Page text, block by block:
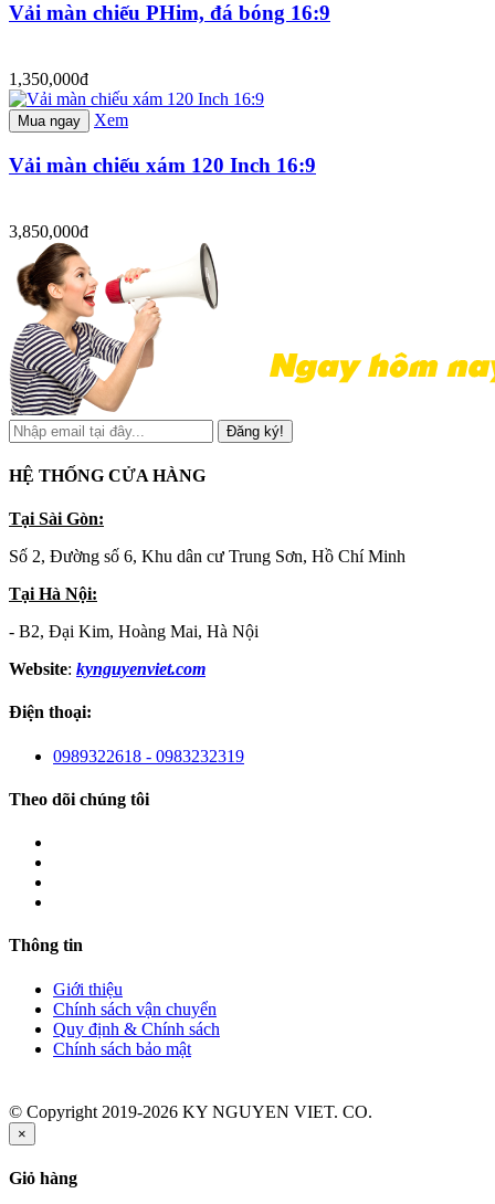
Vải màn chiếu PHim, đá bóng 16:9
1,350,000đ
Mua ngay Xem
Vải màn chiếu xám 120 Inch 16:9
3,850,000đ
Đăng ký!
HỆ THỐNG CỬA HÀNG
Tại Sài Gòn:
Số 2, Đường số 6, Khu dân cư Trung Sơn, Hồ Chí Minh
Tại Hà Nội:
- B2, Đại Kim, Hoàng Mai, Hà Nội
Website: kynguyenviet.com
Điện thoại:
0989322618 - 0983232319
Theo dõi chúng tôi
Thông tin
Giới thiệu
Chính sách vận chuyển
Quy định & Chính sách
Chính sách bảo mật
© Copyright 2019-2026 KY NGUYEN VIET. CO.
×
Giỏ hàng